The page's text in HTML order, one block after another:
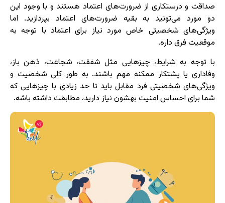
صداقت و درستکاری از ضرورت‌های اعتماد هستند و با وجود این
دو مورد می‌تونید به بقیه ضرورت‌های اعتماد بپردازید. اما
ویژگی‌های شخصیتی خاص مورد نیاز برای اعتماد با توجه به
موقعیت فرق داره.
با توجه به شرایط، چیزهایی مثل شفقت، شجاعت، ذهن باز،
وفاداری یا پشتکار ممکنه مهم باشند. به طور کلی شخصیت و
ویژگی‌های شخصیتی فرد مقابل باید تا حد زیادی با چیزهایی که
شما برای احساس امنیت بهشون نیاز دارید، مطابقت داشته باشه.